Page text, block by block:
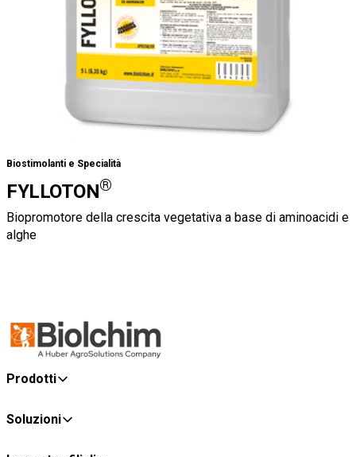
Biostimolanti e Specialità
FYLLOTON®
Biopromotore della crescita vegetativa a base di aminoacidi e
alghe
Prodotti
Soluzioni